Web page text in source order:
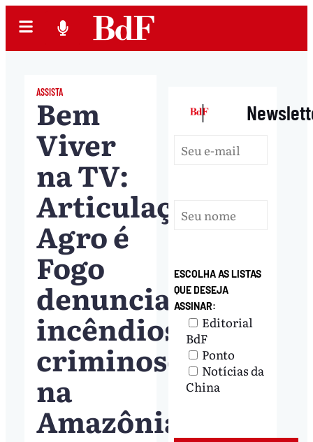
ASSISTA
Bem
Viver
na TV:
Articulação
Agro é
Fogo
denuncia
incêndios
criminosos
na
Amazônia
|
ESCOLHA AS LISTAS
QUE DESEJA
ASSINAR:
Editorial
BdF
Ponto
Notícias da
China